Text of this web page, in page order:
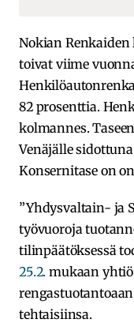
Nokian Renkaiden
toivat viime
82 prosenttia.
kolmannes.
Venäjälle
Konsernitase on
”Yhdysvaltain- ja
työvuoroja
tilinpäätöksessä
25.2. mukaan
tehtaisiinsa.